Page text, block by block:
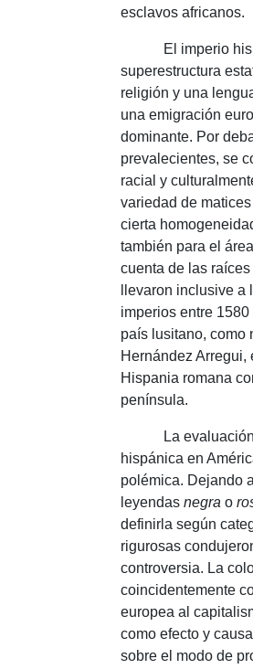
esclavos africanos.
El imperio
superestructura
religión y una
una emigración
dominante. Por
prevalecientes, se
racial y
variedad de
cierta
también para el
cuenta de las
llevaron inclusive
imperios entre 1580
país lusitano, como
Hernández Arregui,
Hispania romana
península.
La
hispánica en
polémica. Dejando
leyendas negra o
definirla según
rigurosas
controversia. La
coincidentemente
europea al
como efecto y
sobre el modo de